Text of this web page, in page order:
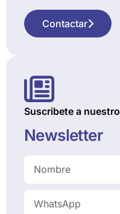
Contactar
Suscribete a nuestro
Newsletter